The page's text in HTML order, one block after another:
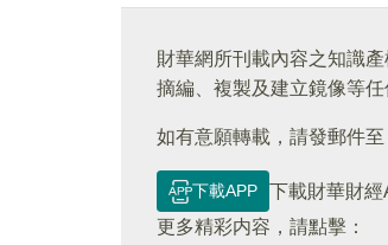
財華網所刊載內容之知識
摘編、複製及建立鏡像等任
如有意願轉載，請發郵件至
下載APP
下載財華財
更多精彩内容，請點擊：